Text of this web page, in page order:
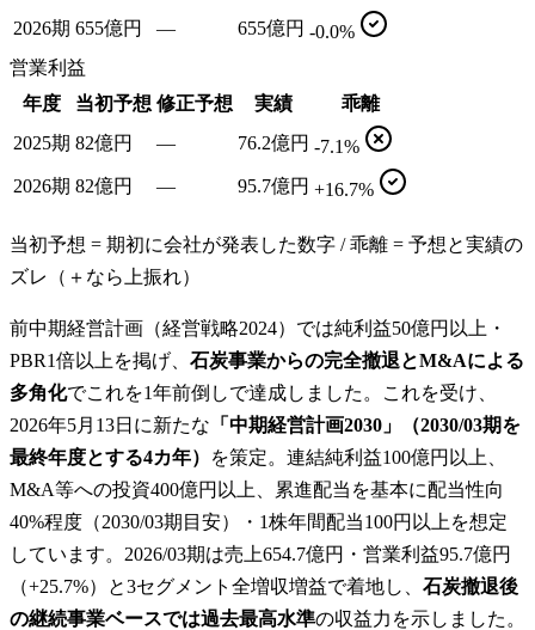
2026期 655億円 — 655億円 -0.0%
営業利益
年度
当初予想 修正予想 実績
乖離
2025期 82億円 — 76.2億円 -7.1%
2026期 82億円 — 95.7億円 +16.7%
当初予想 = 期初に会社が発表した数字 / 乖離 = 予想と実績の
ズレ（＋なら上振れ）
前中期経営計画（経営戦略2024）では純利益50億円以上・
PBR1倍以上を掲げ、 石炭事業からの完全撤退とM&Aによる
多角化でこれを1年前倒しで達成しました。これを受け、
2026年5月13日に新たな 「中期経営計画2030」（2030/03期を
最終年度とする4カ年）
を策定。連結純利益100億円以上、
M&A等への投資400億円以上、累進配当を基本に配当性向
40%程度（2030/03期目安）・1株年間配当100円以上を想定
しています。2026/03期は売上654.7億円・営業利益95.7億円
（+25.7%）と3セグメント全増収増益で着地し、 石炭撤退後
の継続事業ベースでは過去最高水準の収益力を示しました。